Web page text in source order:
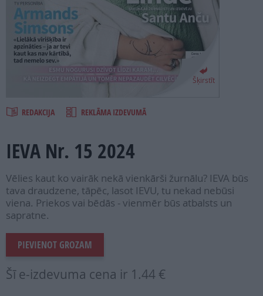
SEARCH
Šķirstīt
REDAKCIJA REKLĀMA IZDEVUMĀ
IEVA Nr. 15 2024
Vēlies kaut ko vairāk nekā vienkārši žurnālu? IEVA būs
tava draudzene, tāpēc, lasot IEVU, tu nekad nebūsi
viena. Priekos vai bēdās - vienmēr būs atbalsts un
sapratne.
PIEVIENOT GROZAM
Šī e-izdevuma cena ir 1.44 €